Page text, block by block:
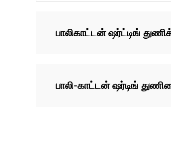
பாலிகாட்டன் ஷர்ட்டிங்
பாலி-காட்டன் ஷர்டிங்